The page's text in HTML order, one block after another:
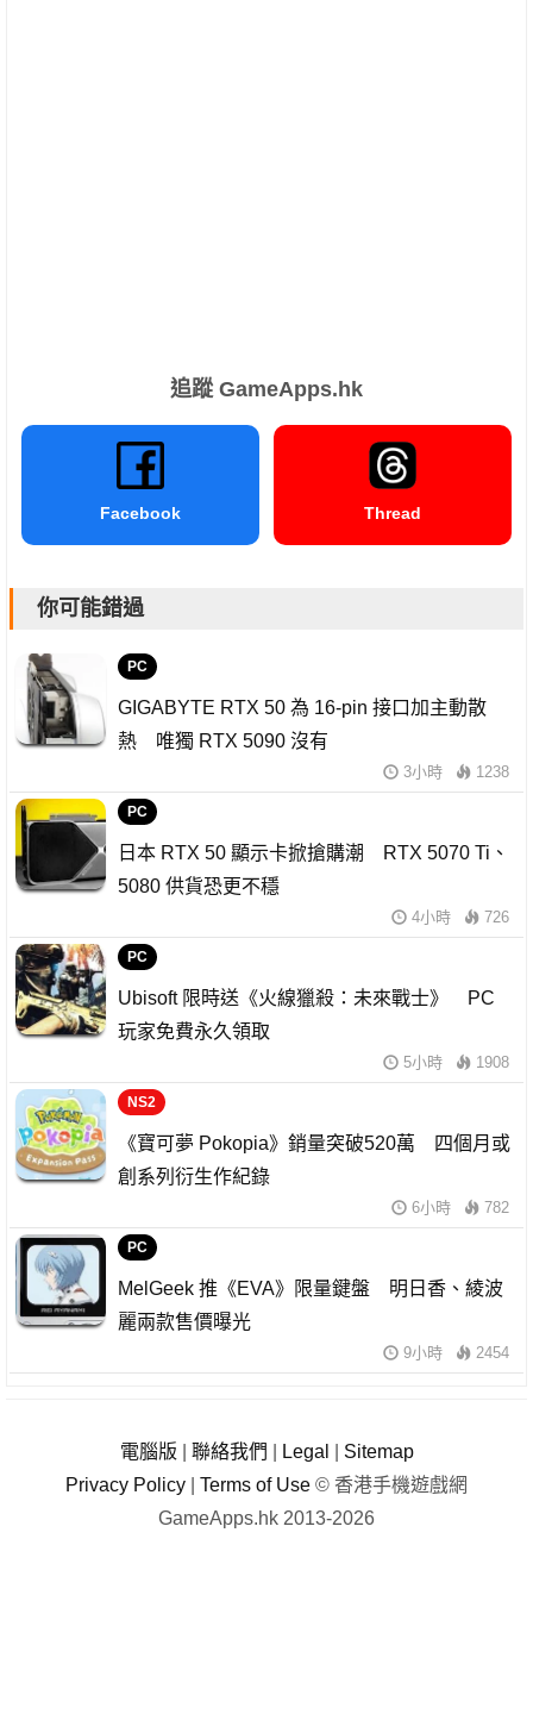
追蹤 GameApps.hk
Facebook Thread
你可能錯過
PC
GIGABYTE RTX 50 為 16-pin 接口加主動散
熱 唯獨 RTX 5090 沒有
3小時 1238
PC
日本 RTX 50 顯示卡掀搶購潮 RTX 5070 Ti、
5080 供貨恐更不穩
4小時 726
PC
Ubisoft 限時送《火線獵殺：未來戰士》 PC
玩家免費永久領取
5小時 1908
NS2
《寶可夢 Pokopia》銷量突破520萬 四個月或
創系列衍生作紀錄
6小時 782
PC
MelGeek 推《EVA》限量鍵盤 明日香、綾波
麗兩款售價曝光
9小時 2454
電腦版 聯絡我們 Legal
Sitemap
Privacy Policy
Terms of Use © 香港手機遊戲網
GameApps.hk 2013-2026